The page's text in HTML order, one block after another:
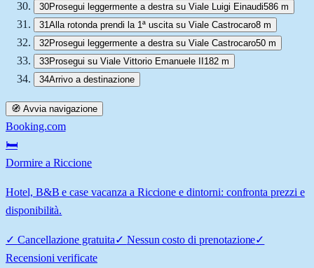
30Prosegui leggermente a destra su Viale Luigi Einaudi586 m
31Alla rotonda prendi la 1ª uscita su Viale Castrocaro8 m
32Prosegui leggermente a destra su Viale Castrocaro50 m
33Prosegui su Viale Vittorio Emanuele II182 m
34Arrivo a destinazione
🧭 Avvia navigazione
Booking.com
🛏️
Dormire a Riccione
Hotel, B&B e case vacanza a Riccione e dintorni: confronta prezzi e
disponibilità.
✓ Cancellazione gratuita✓ Nessun costo di prenotazione✓
Recensioni verificate